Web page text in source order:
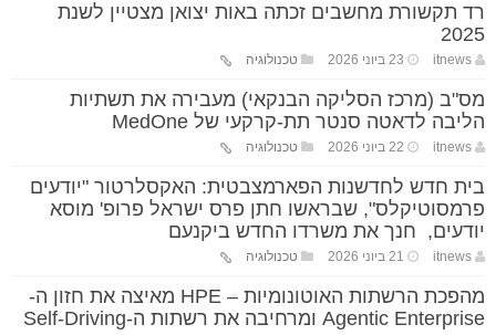
רד תקשורת מחשבים זכתה באות יצואן מצטיין לשנת
2025
itnews 23 ביוני 2026 טכנולוגיה
מס"ב (מרכז הסליקה הבנקאי) מעבירה את תשתיות
הליבה לדאטה סנטר תת-קרקעי של MedOne
itnews 22 ביוני 2026 טכנולוגיה
בית חדש לחדשנות הפארמצבטית: האקסלרטור "יודעים
פרמסוטיקלס", שבראשו חתן פרס ישראל פרופ' מוסא
יודעים, חנך את משרדו החדש ביקנעם
itnews 21 ביוני 2026 טכנולוגיה
מהפכת הרשתות האוטונומיות – HPE מאיצה את חזון ה-
Agentic Enterprise ומרחיבה את רשתות ה-Self-Driving